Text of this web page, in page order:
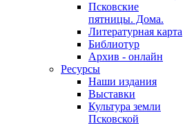
Псковские
пятницы. Дома.
Литературная карта
Библиотур
Архив - онлайн
Ресурсы
Наши издания
Выставки
Культура земли
Псковской